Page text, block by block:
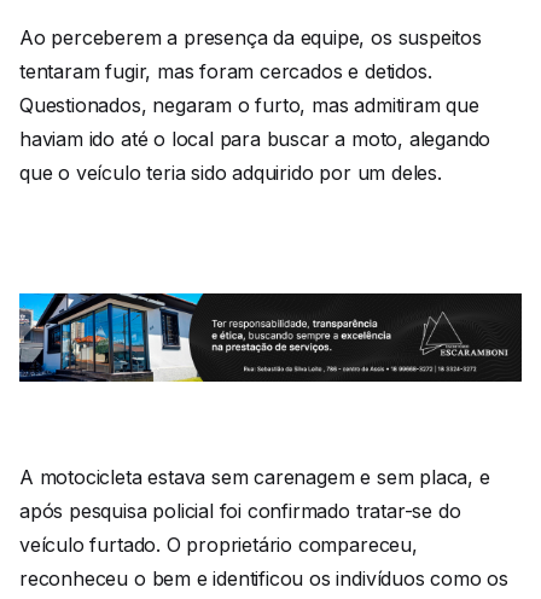
Ao perceberem a presença da equipe, os suspeitos
tentaram fugir, mas foram cercados e detidos.
Questionados, negaram o furto, mas admitiram que
haviam ido até o local para buscar a moto, alegando
que o veículo teria sido adquirido por um deles.
A motocicleta estava sem carenagem e sem placa, e
após pesquisa policial foi confirmado tratar-se do
veículo furtado. O proprietário compareceu,
reconheceu o bem e identificou os indivíduos como os